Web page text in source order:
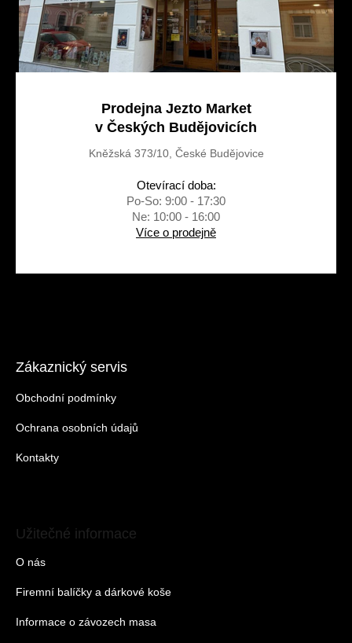
y
v
ý
p
i
Prodejna Jezto Market
v Českých Budějovicích
Kněžská 373/10, České Budějovice
Otevírací doba:
Po-So: 9:00 - 17:30
Ne: 10:00 - 16:00
Více o prodejně
Zákaznický servis
Obchodní podmínky
Ochrana osobních údajů
Kontakty
Užitečné informace
O nás
Firemní balíčky a dárkové koše
Informace o závozech masa